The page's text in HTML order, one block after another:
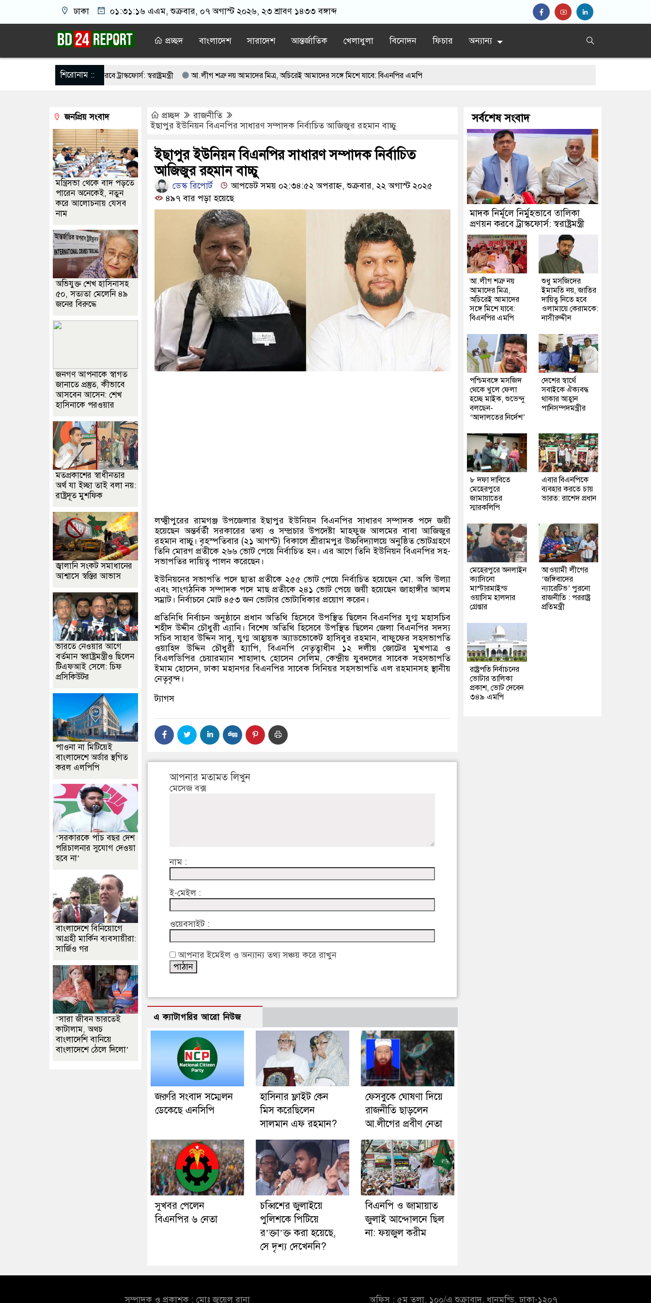
ঢাকা ০১:৩১:১৭ এএম, শুক্রবার, ০৭ অগাস্ট ২০২৬, ২৩ শ্রাবণ ১৪৩৩ বঙ্গাব্দ
প্রচ্ছদ বাংলাদেশ সারাদেশ আন্তর্জাতিক খেলাধুলা বিনোদন ফিচার অন্যান্য
শিরোনাম ::
তালিকা প্রণয়ন করবে ট্রাস্কফোর্স: স্বরাষ্ট্রমন্ত্রী আ.লীগ শত্রু নয় আমাদের মিত্র, অচিরেই আমাদের সঙ্গে মিশে যাবে: বিএনপির এমপি
ঐক্যবদ্ধ থাকার আহ্বান পানিসম্পদমন্ত্রীর ৮ দফা দাবিতে মেহেরপুরে জামায়াতের স্মারকলিপি
মাস্টারমাইন্ড ওয়াসিম হালদার গ্রেপ্তার
ভোটার তালিকা প্রকাশ, ভোট দেবেন ৩৪৯ এমপি
প্রচ্ছদ
রাজনীতি
ইছাপুর ইউনিয়ন বিএনপির সাধারণ সম্পাদক নির্বাচিত আজিজুর রহমান বাচ্চু
ইছাপুর ইউনিয়ন বিএনপির সাধারণ সম্পাদক নির্বাচিত
আজিজুর রহমান বাচ্চু
ডেস্ক রিপোর্ট
আপডেট সময় ০২:৩৪:৫২ অপরাহ্ন, শুক্রবার, ২২ অগাস্ট ২০২৫
৪৯৭ বার পড়া হয়েছে
লক্ষ্মীপুরের রামগঞ্জ উপজেলার ইছাপুর ইউনিয়ন বিএনপির সাধারণ সম্পাদক পদে জয়ী
হয়েছেন অন্তর্বর্তী সরকারের তথ্য ও সম্প্রচার উপদেষ্টা মাহফুজ আলমের বাবা আজিজুর
রহমান বাচ্চু। বৃহস্পতিবার (২১ আগস্ট) বিকালে শ্রীরামপুর উচ্চবিদ্যালয়ে অনুষ্ঠিত ভোটগ্রহণে
তিনি মোরগ প্রতীকে ২৬৬ ভোট পেয়ে নির্বাচিত হন। এর আগে তিনি ইউনিয়ন বিএনপির সহ-
সভাপতির দায়িত্ব পালন করেছেন।
ইউনিয়নের সভাপতি পদে ছাতা প্রতীকে ২৫৫ ভোট পেয়ে নির্বাচিত হয়েছেন মো. অলি উল্যা
এবং সাংগঠনিক সম্পাদক পদে মাছ প্রতীকে ২৪১ ভোট পেয়ে জয়ী হয়েছেন জাহাঙ্গীর আলম
সম্রাট। নির্বাচনে মোট ৪৫৩ জন ভোটার ভোটাধিকার প্রয়োগ করেন।
প্রতিনিধি নির্বাচন অনুষ্ঠানে প্রধান অতিথি হিসেবে উপস্থিত ছিলেন বিএনপির যুগ্ম মহাসচিব
শহীদ উদ্দীন চৌধুরী এ্যানি। বিশেষ অতিথি হিসেবে উপস্থিত ছিলেন জেলা বিএনপির সদস্য
সচিব সাহাব উদ্দিন সাবু, যুগ্ম আহ্বায়ক অ্যাডভোকেট হাসিবুর রহমান, বাফুফের সহসভাপতি
ওয়াহিদ উদ্দিন চৌধুরী হ্যাপি, বিএনপি নেতৃত্বাধীন ১২ দলীয় জোটের মুখপাত্র ও
বিএলডিপির চেয়ারম্যান শাহাদাৎ হোসেন সেলিম, কেন্দ্রীয় যুবদলের সাবেক সহসভাপতি
ইমাম হোসেন, ঢাকা মহানগর বিএনপির সাবেক সিনিয়র সহসভাপতি এল রহমানসহ স্থানীয়
নেতৃবৃন্দ।
ট্যাগস
আপনার মতামত লিখুন
মেসেজ বক্স
নাম :
ই-মেইল :
ওয়েবসাইট :
আপনার ইমেইল ও অন্যান্য তথ্য সঞ্চয় করে রাখুন
এ ক্যাটাগরির আরো নিউজ
জরুরি সংবাদ সম্মেলন
ডেকেছে এনসিপি
হাসিনার ফ্লাইট কেন
মিস করেছিলেন
সালমান এফ রহমান?
ফেসবুকে ঘোষণা দিয়ে
রাজনীতি ছাড়লেন
আ.লীগের প্রবীণ নেতা
সুখবর পেলেন
বিএনপির ৬ নেতা
চব্বিশের জুলাইয়ে
পুলিশকে পিটিয়ে
র’ক্তা’ক্ত করা হয়েছে,
সে দৃশ্য দেখেননি?
বিএনপি ও জামায়াত
জুলাই আন্দোলনে ছিল
না: ফয়জুল করীম
জনপ্রিয় সংবাদ
মন্ত্রিসভা থেকে বাদ পড়তে
পারেন অনেকেই, নতুন
করে আলোচনায় যেসব
নাম
অভিযুক্ত শেখ হাসিনাসহ
৫০, সত্যতা মেলেনি ৪৯
জনের বিরুদ্ধে
জনগণ আপনাকে স্বাগত
জানাতে প্রস্তুত, কীভাবে
আসবেন আসেন: শেখ
হাসিনাকে পরওয়ার
মতপ্রকাশের স্বাধীনতার
অর্থ যা ইচ্ছা তাই বলা নয়:
রাষ্ট্রদূত মুশফিক
জ্বালানি সংকট সমাধানের
আশ্বাসে স্বস্তির আভাস
ভারতে নেওয়ার আগে
বর্তমান স্বরাষ্ট্রমন্ত্রীও ছিলেন
টিএফআই সেলে: চিফ
প্রসিকিউটর
পাওনা না মিটিয়েই
বাংলাদেশে অর্ডার স্থগিত
করল এলপিপি
‘সরকারকে পাঁচ বছর দেশ
পরিচালনার সুযোগ দেওয়া
হবে না’
বাংলাদেশে বিনিয়োগে
আগ্রহী মার্কিন ব্যবসায়ীরা:
সার্জিও গর
‘সারা জীবন ভারতেই
কাটালাম, অথচ
বাংলাদেশি বানিয়ে
বাংলাদেশে ঠেলে দিলো’
সর্বশেষ সংবাদ
মাদক নির্মূলে নির্মুহভাবে তালিকা
প্রণয়ন করবে ট্রাস্কফোর্স: স্বরাষ্ট্রমন্ত্রী
আ.লীগ শত্রু নয়
আমাদের মিত্র,
অচিরেই আমাদের
সঙ্গে মিশে যাবে:
বিএনপির এমপি
শুধু মসজিদের
ইমামতি নয়, জাতির
দায়িত্ব নিতে হবে
ওলামায়ে কেরামকে:
নাসীরুদ্দীন
পশ্চিমবঙ্গে মসজিদ
থেকে খুলে ফেলা
হচ্ছে মাইক, শুভেন্দু
বলছেন-
‘আদালতের নির্দেশ’
দেশের স্বার্থে
সবাইকে ঐক্যবদ্ধ
থাকার আহ্বান
পানিসম্পদমন্ত্রীর
৮ দফা দাবিতে
মেহেরপুরে
জামায়াতের
স্মারকলিপি
এবার বিএনপিকে
ব্যবহার করতে চায়
ভারত: রাশেদ প্রধান
মেহেরপুরে অনলাইন
ক্যাসিনো
মাস্টারমাইন্ড
ওয়াসিম হালদার
গ্রেপ্তার
আওয়ামী লীগের
‘জঙ্গিবাদের
ন্যারেটিভ’ পুরনো
রাজনীতি : পররাষ্ট্র
প্রতিমন্ত্রী
রাষ্ট্রপতি নির্বাচনের
ভোটার তালিকা
প্রকাশ, ভোট দেবেন
৩৪৯ এমপি
সম্পাদক ও প্রকাশক : মোঃ জুয়েল রানা অফিস : ৫ম তলা, ১০০/এ শুক্রাবাদ, ধানমন্ডি, ঢাকা-১২০৭